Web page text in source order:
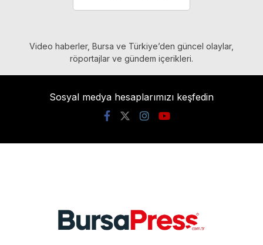
Video haberler, Bursa ve Türkiye’den güncel olaylar,
röportajlar ve gündem içerikleri.
Sosyal medya hesaplarımızı keşfedin